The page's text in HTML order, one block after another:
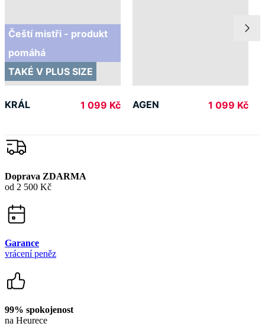
Čeští mistři - produkt
pomáhá
TAKÉ V PLUS SIZE
KRÁL 1 099 Kč AGEN 1 099 Kč
Doprava ZDARMA
od 2 500 Kč
Garance
vrácení peněz
99% spokojenost
na Heurece